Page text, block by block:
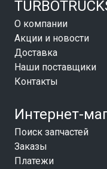
О компании
Акции и новости
Доставка
Наши поставщики
Контакты
Интернет-
Поиск запчастей
Заказы
Платежи